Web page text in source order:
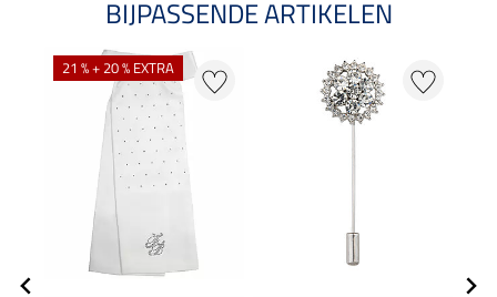
BIJPASSENDE ARTIKELEN
21 % + 20 % EXTRA